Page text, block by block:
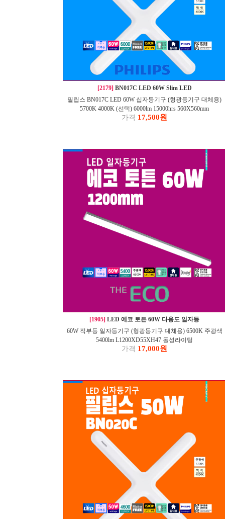
[2179] BN017C LED 60W Slim LED
필립스 BN017C LED 60W 십자등기구 (형광등기구 대체용)
5700K 4000K (선택) 6000lm 15000hrs 560X560mm
가격 17,500원
[1905] LED 에코 토튼 60W 다용도 일자등
60W 직부등 일자등기구 (형광등기구 대체용) 6500K 주광색
5400lm L1200XD55XH47 동성라이팅
가격 17,000원